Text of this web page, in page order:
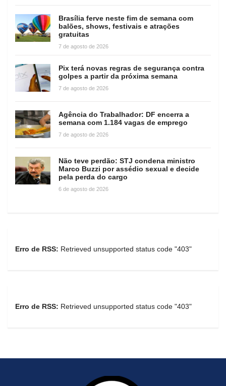
Brasília ferve neste fim de semana com
balões, shows, festivais e atrações
gratuitas
7 de agosto de 2026
Pix terá novas regras de segurança contra
golpes a partir da próxima semana
7 de agosto de 2026
Agência do Trabalhador: DF encerra a
semana com 1.184 vagas de emprego
7 de agosto de 2026
Não teve perdão: STJ condena ministro
Marco Buzzi por assédio sexual e decide
pela perda do cargo
6 de agosto de 2026
Erro de RSS: Retrieved unsupported status code "403"
Erro de RSS: Retrieved unsupported status code "403"